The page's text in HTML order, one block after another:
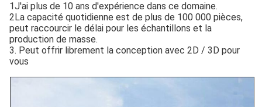
1J'ai plus de 10 ans d'expérience dans ce domaine.
2La capacité quotidienne est de plus de 100 000 pièces,
peut raccourcir le délai pour les échantillons et la
production de masse.
3. Peut offrir librement la conception avec 2D / 3D pour
vous